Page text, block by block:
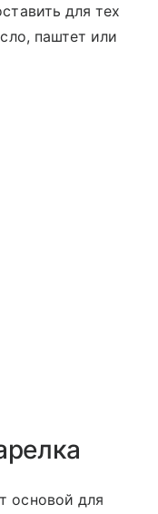
для тех
паштет или
основой для